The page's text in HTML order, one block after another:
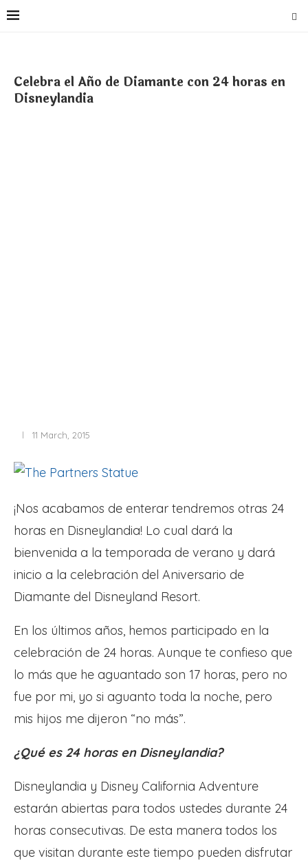
Celebra el Año de Diamante con 24 horas en
Disneylandia
11 March, 2015
¡Nos acabamos de enterar tendremos otras 24
horas en Disneylandia! Lo cual dará la
bienvenida a la temporada de verano y dará
inicio a la celebración del Aniversario de
Diamante del Disneyland Resort.
En los últimos años, hemos participado en la
celebración de 24 horas. Aunque te confieso que
lo más que he aguantado son 17 horas, pero no
fue por mi, yo si aguanto toda la noche, pero
mis hijos me dijeron “no más”.
¿Qué es 24 horas en Disneylandia?
Disneylandia y Disney California Adventure
estarán abiertas para todos ustedes durante 24
horas consecutivas. De esta manera todos los
que visitan durante este tiempo pueden disfrutar